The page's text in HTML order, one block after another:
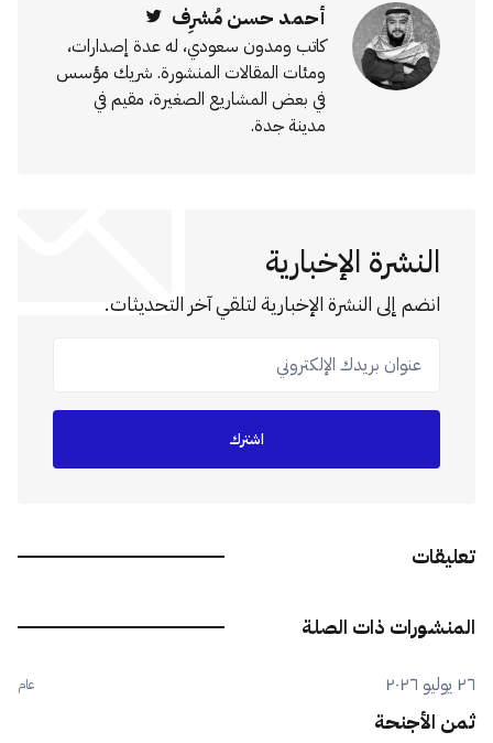
أحمد حسن مُشرِف
كاتب ومدون سعودي، له عدة إصدارات،
ومئات المقالات المنشورة. شريك مؤسس
في بعض المشاريع الصغيرة، مقيم في
مدينة جدة.
النشرة الإخبارية
انضم إلى النشرة الإخبارية لتلقي آخر التحديثات.
عنوان بريدك الإلكتروني
اشترك
تعليقات
المنشورات ذات الصلة
٢٦ يوليو ٢٠٢٦ عام
ثمن الأجنحة